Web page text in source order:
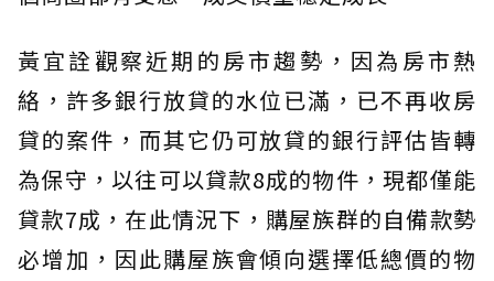
黃宜詮觀察近期的房市趨勢，因為房市熱
絡，許多銀行放貸的水位已滿，已不再收房
貸的案件，而其它仍可放貸的銀行評估皆轉
為保守，以往可以貸款8成的物件，現都僅能
貸款7成，在此情況下，購屋族群的自備款勢
必增加，因此購屋族會傾向選擇低總價的物